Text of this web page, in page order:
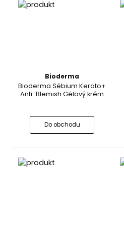
Bioderma
Bioderma Sébium Kerato+
Anti-Blemish Gélový krém
Do obchodu